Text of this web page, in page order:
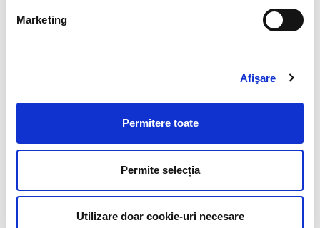
Marketing
Afişare
Permitere toate
Permite selecția
Utilizare doar cookie-uri necesare
in cadrul BIA Human Capital
Solutions si are peste 17 ani de
experienta in consultanta juridica,
relatii de munca si imigrare. De-a
lungul carierei, a gestionat
legislatiei muncii si al mobilitatii
internationale a fortei de munca,
adaptate provocarilor legislative
si operationale.